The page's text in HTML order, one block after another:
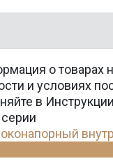
о товарах
и условиях
в